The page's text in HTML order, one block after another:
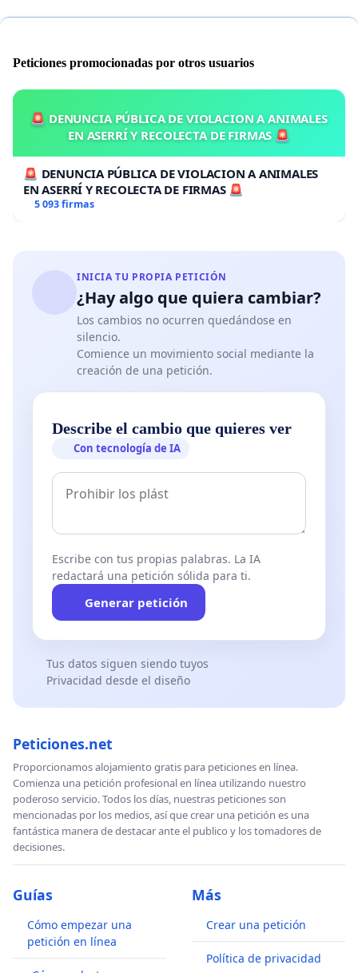
Peticiones promocionadas por otros usuarios
🚨 DENUNCIA PÚBLICA DE VIOLACION A ANIMALES
EN ASERRÍ Y RECOLECTA DE FIRMAS 🚨
🚨 DENUNCIA PÚBLICA DE VIOLACION A ANIMALES
EN ASERRÍ Y RECOLECTA DE FIRMAS 🚨
5 093 firmas
INICIA TU PROPIA PETICIÓN
¿Hay algo que quiera cambiar?
Los cambios no ocurren quedándose en
silencio.
Comience un movimiento social mediante la
creación de una petición.
Describe el cambio que quieres ver
Con tecnología de IA
Escribe con tus propias palabras. La IA
redactará una petición sólida para ti.
Generar petición
Tus datos siguen siendo tuyos
Privacidad desde el diseño
Peticiones.net
Proporcionamos alojamiento gratis para peticiones en línea.
Comienza una petición profesional en línea utilizando nuestro
poderoso servicio. Todos los días, nuestras peticiones son
mencionadas por los medios, así que crear una petición es una
fantástica manera de destacar ante el publico y los tomadores de
decisiones.
Guías
Cómo empezar una
petición en línea
Más
Crear una petición
Política de privacidad